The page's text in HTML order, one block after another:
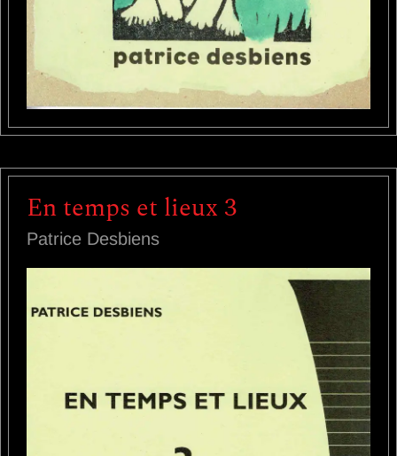
En temps et lieux 3
Patrice Desbiens